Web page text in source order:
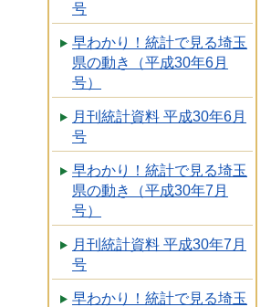
号
早わかり！統計で見る埼玉
県の動き（平成30年6月
号）
月刊統計資料 平成30年6月
号
早わかり！統計で見る埼玉
県の動き（平成30年7月
号）
月刊統計資料 平成30年7月
号
早わかり！統計で見る埼玉